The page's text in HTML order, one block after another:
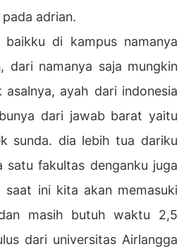
adrian.
di kampus namanya
dari namanya saja mungkin
ayah dari indonesia
dari jawab barat yaitu
sunda. dia lebih tua dariku
satu fakultas denganku juga
saat ini kita akan memasuki
masih butuh waktu 2,5
dari universitas Airlangga